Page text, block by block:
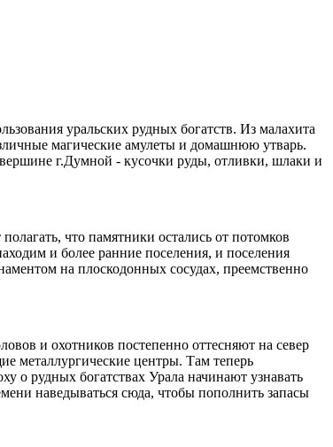
уральских рудных богатств. Из малахита
магические амулеты и домашнюю утварь.
г.Думной - кусочки руды, отливки, шлаки и
что памятники остались от потомков
и более ранние поселения, и поселения
на плоскодонных сосудах, преемственно
и охотников постепенно оттесняют на север
металлургические центры. Там теперь
о рудных богатствах Урала начинают узнавать
наведываться сюда, чтобы пополнить запасы